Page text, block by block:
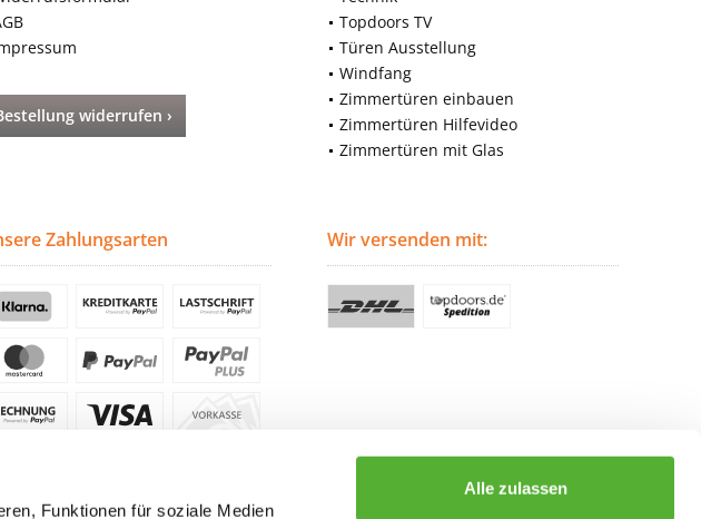
Funktionen für soziale Medien
Alle zulassen
widerrufen ›
Topdoors TV
Türen Ausstellung
Windfang
Zimmertüren einbauen
Zimmertüren Hilfevideo
Zimmertüren mit Glas
Zahlungsarten Wir versenden mit: